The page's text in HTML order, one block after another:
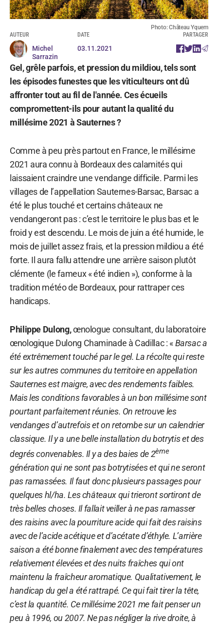
Photo: Château Yquem
AUTEUR
Michel
Sarrazin
DATE
03.11.2021
PARTAGER
Gel, grêle parfois, et pression du mildiou, tels sont
les épisodes funestes que les viticulteurs ont dû
affronter tout au fil de l'année. Ces écueils
compromettent-ils pour autant la qualité du
millésime 2021 à Sauternes ?
Comme à peu près partout en France, le millésime
2021 aura connu à Bordeaux des calamités qui
laissaient craindre une vendange difficile. Parmi les
villages de l’appellation Sauternes-Barsac, Barsac a
été le plus touché et certains châteaux ne
vendangeront pas : c’est le territoire le plus bas et le
froid y est descendu. Le mois de juin a été humide, le
mois de juillet assez frais, et la pression mildiou a été
forte. Il aura fallu attendre une arrière saison plutôt
clémente (le fameux « été indien »), conforme à la
tradition météo de Bordeaux, pour rattraper ces
handicaps.
Philippe Dulong,œnologue consultant, du laboratoire
œnologique Dulong Chaminade à Cadillac : «Barsac a
été extrêmement touché par le gel. La récolte qui reste
sur les autres communes du territoire en appellation
Sauternes est maigre, avec des rendements faibles.
Mais les conditions favorables à un bon millésime sont
pourtant parfaitement réunies. On retrouve les
vendanges d’autrefois et on retombe sur un calendrier
classique. Il y a une belle installation du botrytis et des
degrés convenables. Il y a des baies de 2ème
génération qui ne sont pas botrytisées et qui ne seront
pas ramassées. Il faut donc plusieurs passages pour
quelques hl/ha. Les châteaux qui trieront sortiront de
très belles choses. Il fallait veiller à ne pas ramasser
des raisins avec la pourriture acide qui fait des raisins
avec de l’acide acétique et d’acétate d’éthyle. L’arrière
saison a été bonne finalement avec des températures
relativement élevées et des nuits fraîches qui ont
maintenu la fraîcheur aromatique. Qualitativement, le
handicap du gel a été rattrapé. Ce qui fait tirer la tête,
c’est la quantité. Ce millésime 2021 me fait penser un
peu à 1996, ou 2007. Ne pas négliger la rive droite, à